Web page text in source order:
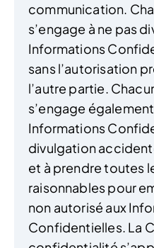
communication.
s’engage à ne pas
Informations
sans l’autorisation
l’autre partie.
s’engage
Informations
divulgation
et à prendre toutes
raisonnables pour
non autorisé aux
Confidentielles. La